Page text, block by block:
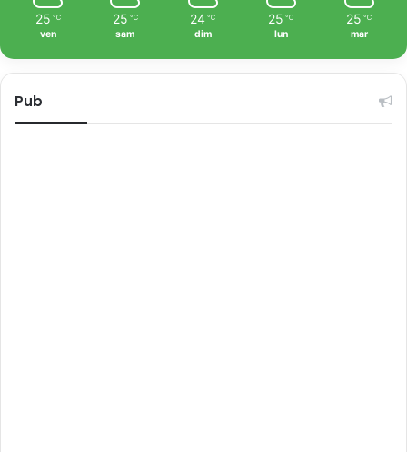
25 ℃
ven
25 ℃
sam
24 ℃
dim
25 ℃
lun
25 ℃
mar
Pub